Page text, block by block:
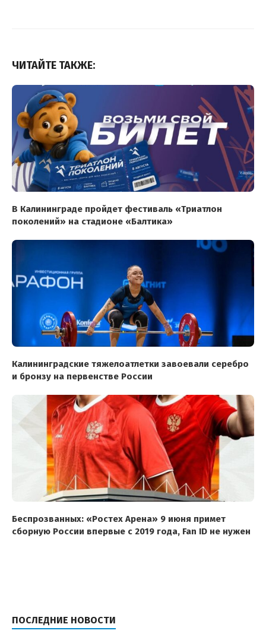
ЧИТАЙТЕ ТАКЖЕ:
В Калининграде пройдет фестиваль «Триатлон
поколений» на стадионе «Балтика»
Калининградские тяжелоатлетки завоевали серебро
и бронзу на первенстве России
Беспрозванных: «Ростех Арена» 9 июня примет
сборную России впервые с 2019 года, Fan ID не нужен
ПОСЛЕДНИЕ НОВОСТИ